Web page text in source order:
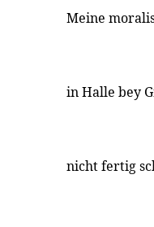
Meine
in Halle bey
nicht fertig